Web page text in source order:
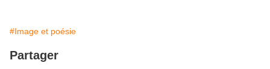
#Image et poésie
Partager